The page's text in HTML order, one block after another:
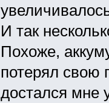
И так
Похоже,
потерял свою
достался мне